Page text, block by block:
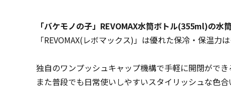
「バケモノの子」REVOMAX水筒ボトル(355ml)の
「REVOMAX(レボマックス)」は優れた保冷・保温
独自のワンプッシュキャップ機構で手軽に開閉がで
また普段でも日常使いしやすいスタイリッシュな色合